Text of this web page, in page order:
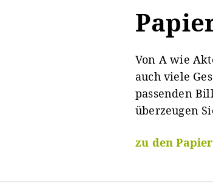
Von A wie
auch viele
passenden
überzeugen
zu den